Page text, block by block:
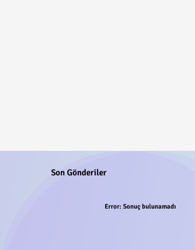
Son Gönderiler
Error: Sonuç bulunamadı